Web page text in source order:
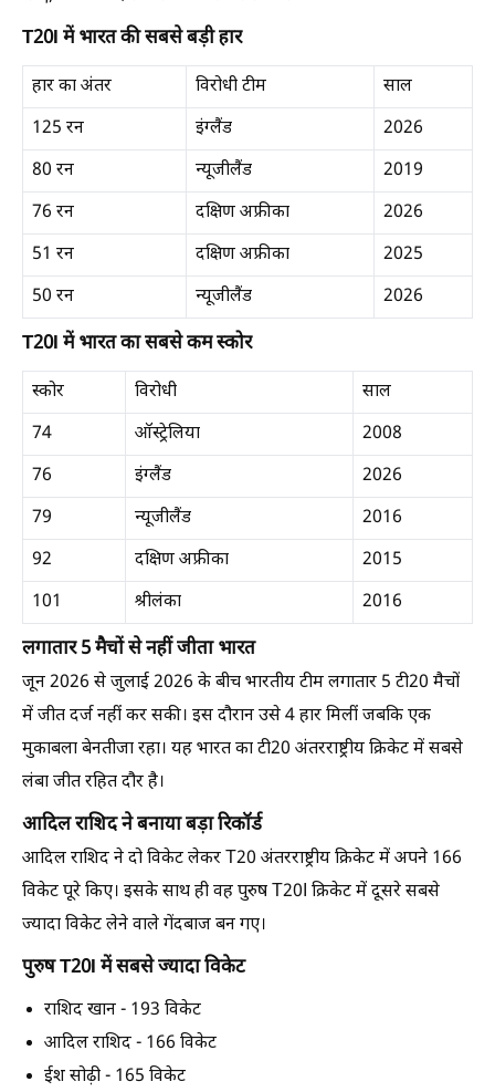
T20I में भारत की सबसे बड़ी हार
हार का अंतर विरोधी टीम
साल
125 रन
इंग्लैंड
2026
80 रन
न्यूजीलैंड
2019
76 रन
दक्षिण अफ्रीका
2026
51 रन
दक्षिण अफ्रीका
2025
50 रन
न्यूजीलैंड 2026
T20I में भारत का सबसे कम स्कोर
स्कोर विरोधी
साल
74
ऑस्ट्रेलिया
2008
76
इंग्लैंड
2026
79
न्यूजीलैंड
2016
92
दक्षिण अफ्रीका
2015
101
श्रीलंका 2016
लगातार 5 मैचों से नहीं जीता भारत
जून 2026 से जुलाई 2026 के बीच भारतीय टीम लगातार 5 टी20 मैचों
में जीत दर्ज नहीं कर सकी। इस दौरान उसे 4 हार मिलीं जबकि एक
मुकाबला बेनतीजा रहा। यह भारत का टी20 अंतरराष्ट्रीय क्रिकेट में सबसे
लंबा जीत रहित दौर है।
आदिल राशिद ने बनाया बड़ा रिकॉर्ड
आदिल राशिद ने दो विकेट लेकर T20 अंतरराष्ट्रीय क्रिकेट में अपने 166
विकेट पूरे किए। इसके साथ ही वह पुरुष T20I क्रिकेट में दूसरे सबसे
ज्यादा विकेट लेने वाले गेंदबाज बन गए।
पुरुष T20I में सबसे ज्यादा विकेट
राशिद खान - 193 विकेट
आदिल राशिद - 166 विकेट
ईश सोढ़ी - 165 विकेट